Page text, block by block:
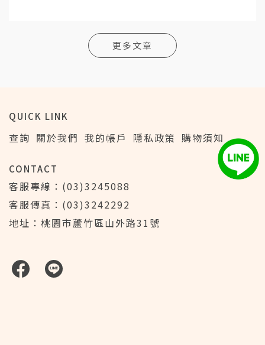
更多文章
QUICK LINK
查詢 關於我們 我的帳戶 隱私政策 購物須知
CONTACT
客服專線：(03)3245088
客服傳真：(03)3242292
地址：桃園市蘆竹區山外路31號